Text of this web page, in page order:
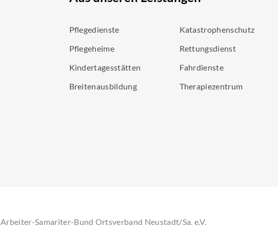
Pflegedienste
Pflegeheime
Kindertagesstätten
Breitenausbildung
Katastrophenschutz
Rettungsdienst
Fahrdienste
Therapiezentrum
Arbeiter-Samariter-Bund Ortsverband Neustadt/Sa. e.V.